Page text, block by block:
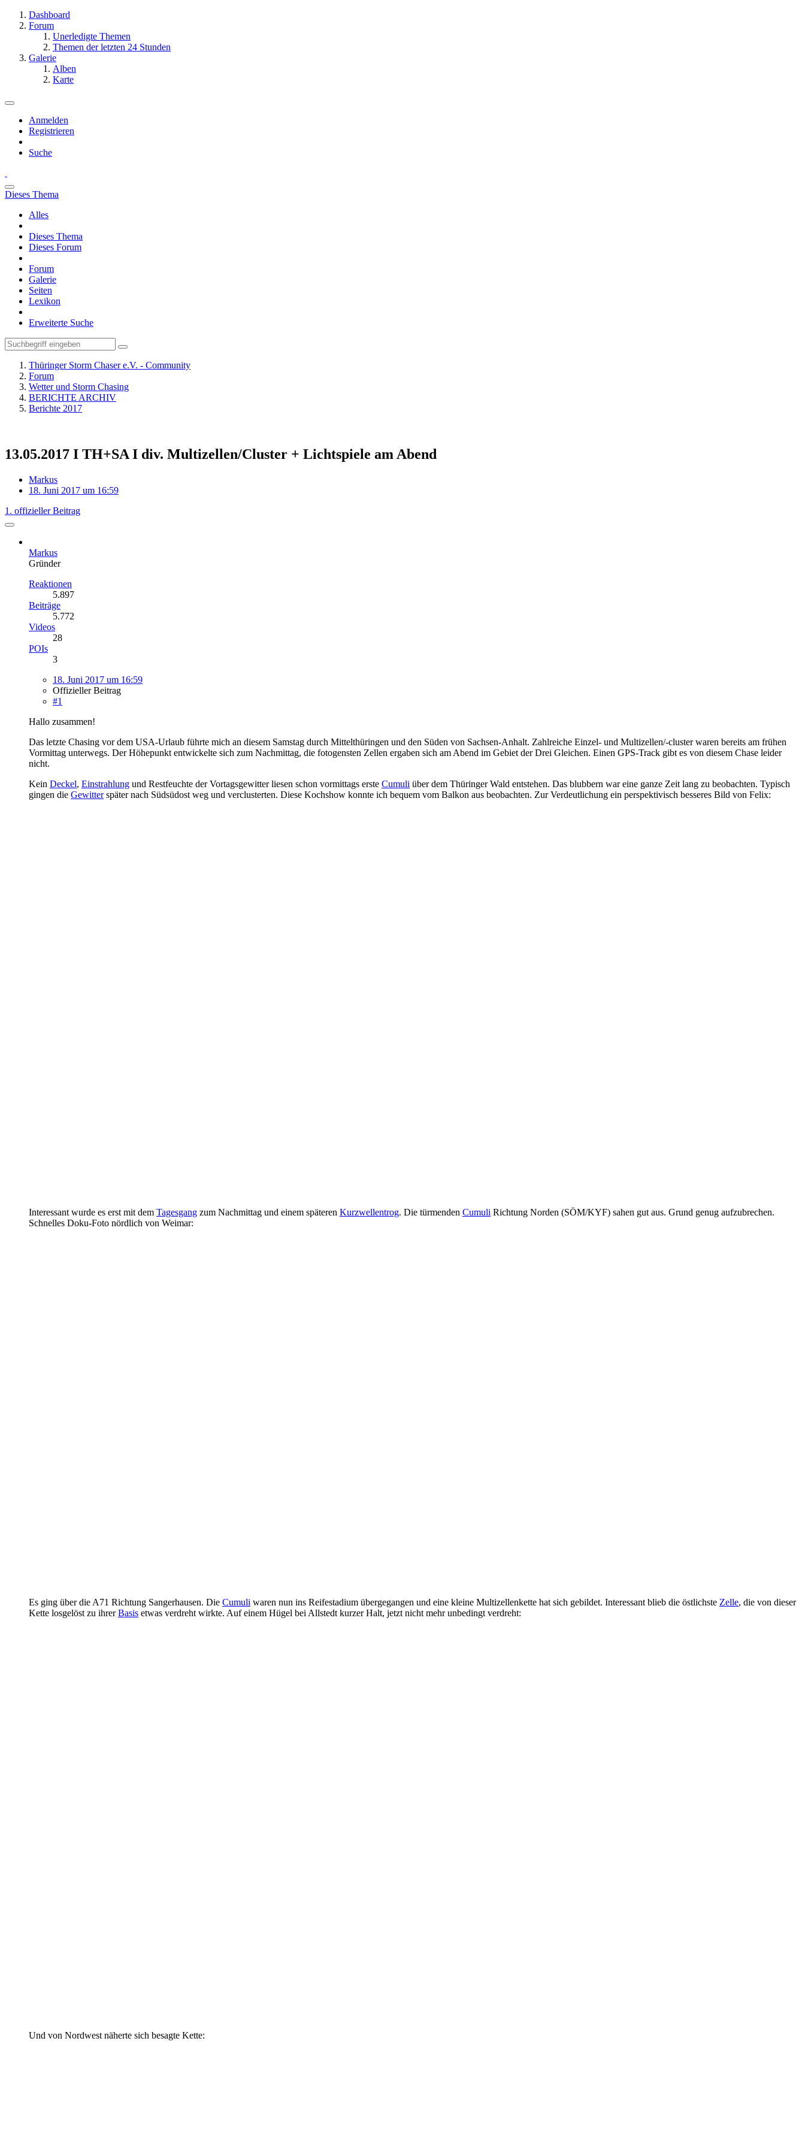
Dashboard
Forum
Unerledigte Themen
Themen der letzten 24 Stunden
Galerie
Alben
Karte
Anmelden
Registrieren
Suche
Dieses Thema
Alles
Dieses Thema
Dieses Forum
Forum
Galerie
Seiten
Lexikon
Erweiterte Suche
Thüringer Storm Chaser e.V. - Community
Forum
Wetter und Storm Chasing
BERICHTE ARCHIV
Berichte 2017
13.05.2017 I TH+SA I div. Multizellen/Cluster + Lichtspiele am Abend
Markus
18. Juni 2017 um 16:59
1. offizieller Beitrag
Markus
Gründer
Reaktionen
5.897
Beiträge
5.772
Videos
28
POIs
3
18. Juni 2017 um 16:59
Offizieller Beitrag
#1
Hallo zusammen!
Das letzte Chasing vor dem USA-Urlaub führte mich an diesem Samstag durch Mittelthüringen und den Süden von Sachsen-Anhalt. Zahlreiche Einzel- und Multizellen/-cluster waren bereits am frühen
Vormittag unterwegs. Der Höhepunkt entwickelte sich zum Nachmittag, die fotogensten Zellen ergaben sich am Abend im Gebiet der Drei Gleichen. Einen GPS-Track gibt es von diesem Chase leider
nicht.
Kein Deckel, Einstrahlung und Restfeuchte der Vortagsgewitter liesen schon vormittags erste Cumuli über dem Thüringer Wald entstehen. Das blubbern war eine ganze Zeit lang zu beobachten. Typisch
gingen die Gewitterspäter nach Südsüdost weg und verclusterten. Diese Kochshow konnte ich bequem vom Balkon aus beobachten. Zur Verdeutlichung ein perspektivisch besseres Bild von Felix:
Interessant wurde es erst mit dem Tagesgang zum Nachmittag und einem späteren Kurzwellentrog. Die türmenden Cumuli Richtung Norden (SÖM/KYF) sahen gut aus. Grund genug aufzubrechen.
Schnelles Doku-Foto nördlich von Weimar:
Es ging über die A71 Richtung Sangerhausen. Die Cumuli waren nun ins Reifestadium übergegangen und eine kleine Multizellenkette hat sich gebildet. Interessant blieb die östlichste Zelle, die von dieser
Kette losgelöst zu ihrerBasis etwas verdreht wirkte. Auf einem Hügel bei Allstedt kurzer Halt, jetzt nicht mehr unbedingt verdreht:
Und von Nordwest näherte sich besagte Kette: